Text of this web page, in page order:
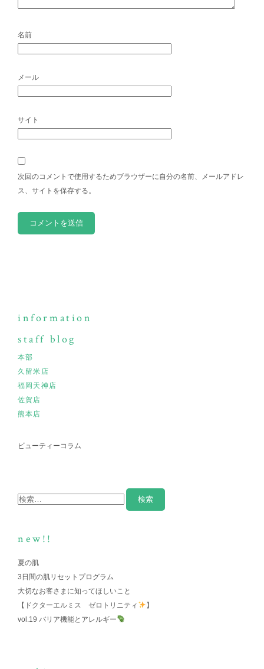
名前
メール
サイト
次回のコメントで使用するためブラウザーに自分の名前、メールアドレ
ス、サイトを保存する。
information
staff blog
本部
久留米店
福岡天神店
佐賀店
熊本店
ビューティーコラム
new!!
夏の肌
3日間の肌リセットプログラム
大切なお客さまに知ってほしいこと
【ドクターエルミス ゼロトリニティ
】
vol.19 バリア機能とアレルギー